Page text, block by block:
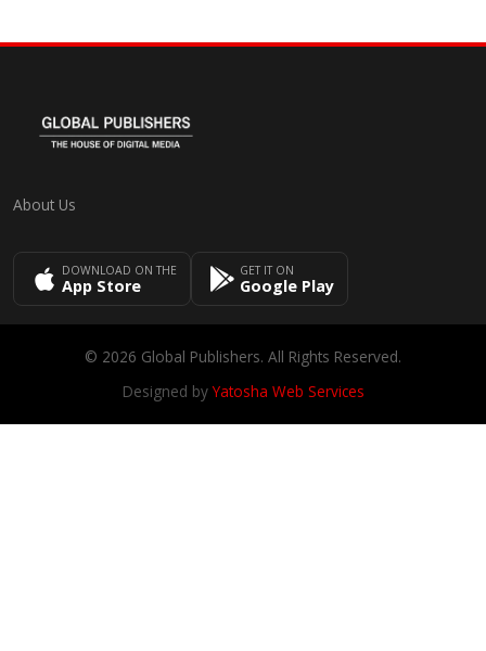
About Us
DOWNLOAD ON THE
App Store
GET IT ON
Google Play
© 2026 Global Publishers. All Rights Reserved.
Designed byYatosha Web Services